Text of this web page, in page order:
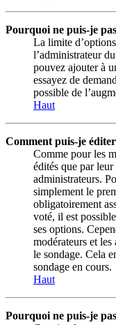
Pourquoi ne puis-je
La limite
l’administrateur
pouvez ajouter à
essayez de
possible de
Haut
Comment puis-je
Comme pour les
édités que par leur
administrateurs.
simplement le
obligatoirement
voté, il est
ses options.
modérateurs et
le sondage. Cela
sondage en cours.
Haut
Pourquoi ne puis-je